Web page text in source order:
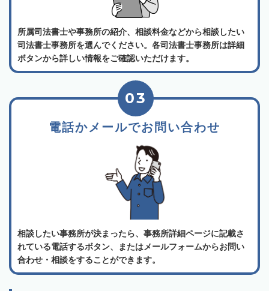
所属司法書士や事務所の紹介、相談料金などから相談したい
司法書士事務所を選んでください。各司法書士事務所は詳細
ボタンから詳しい情報をご確認いただけます。
電話かメールでお問い合わせ
03
相談したい事務所が決まったら、事務所詳細ページに記載さ
れている電話するボタン、またはメールフォームからお問い
合わせ・相談をすることができます。